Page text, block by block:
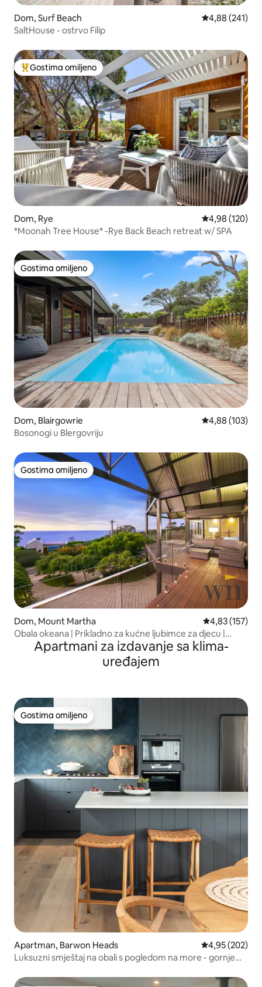
Dom, Surf Beach Prosečna
4,88 (241)
SaltHouse - ostrvo Filip
Najuspešniji među gostima omiljenim
Gostima omiljeno
Dom, Rye Prosečna
4,98 (120)
*Moonah Tree House* -Rye Back Beach retreat w/ SPA
Gostima omiljeno
Gostima omiljeno
Dom, Blairgowrie Prosečna
4,88 (103)
Bosonogi u Blergovriju
Gostima omiljeno
Gostima omiljeno
Dom, Mount Martha Prosečna
4,83 (157)
Obala okeana | Prikladno za kućne ljubimce za djecu |
Teretana u spa centru bazena
Apartmani za izdavanje sa klima-
uređajem
Gostima omiljeno
Gostima omiljeno
Apartman, Barwon Heads Prosečna
4,95 (202)
Luksuzni smještaj na obali s pogledom na more - gornje